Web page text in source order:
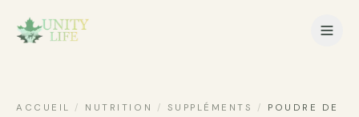
ACCUEIL / NUTRITION / SUPPLÉMENTS /
POUDRE DE